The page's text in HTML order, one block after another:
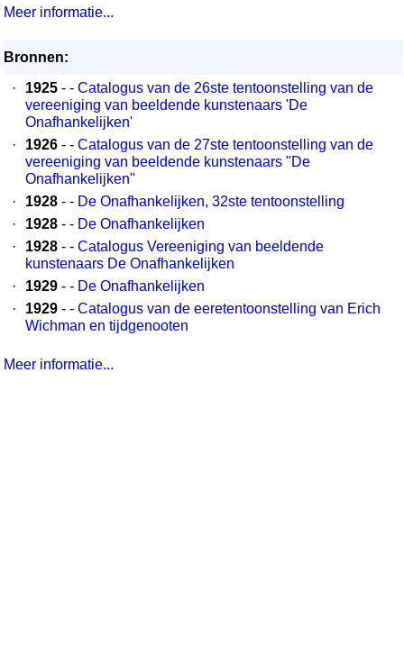
Meer informatie...
Bronnen:
·
1925 - - Catalogus van de 26ste tentoonstelling van de
vereeniging van beeldende kunstenaars 'De
Onafhankelijken'
·
1926 - - Catalogus van de 27ste tentoonstelling van de
vereeniging van beeldende kunstenaars "De
Onafhankelijken"
·
1928 - - De Onafhankelijken, 32ste tentoonstelling
·
1928 - - De Onafhankelijken
·
1928 - - Catalogus Vereeniging van beeldende
kunstenaars De Onafhankelijken
·
1929 - - De Onafhankelijken
·
1929 - - Catalogus van de eeretentoonstelling van Erich
Wichman en tijdgenooten
Meer informatie...